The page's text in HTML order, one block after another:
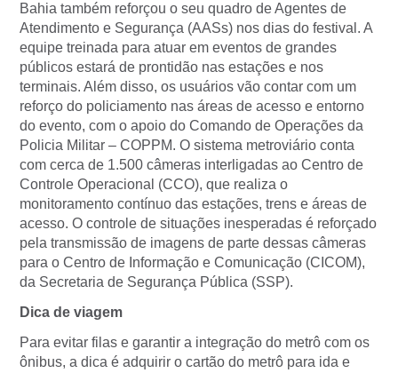
Bahia também reforçou o seu quadro de Agentes de
Atendimento e Segurança (AASs) nos dias do festival. A
equipe treinada para atuar em eventos de grandes
públicos estará de prontidão nas estações e nos
terminais. Além disso, os usuários vão contar com um
reforço do policiamento nas áreas de acesso e entorno
do evento, com o apoio do Comando de Operações da
Policia Militar – COPPM. O sistema metroviário conta
com cerca de 1.500 câmeras interligadas ao Centro de
Controle Operacional (CCO), que realiza o
monitoramento contínuo das estações, trens e áreas de
acesso. O controle de situações inesperadas é reforçado
pela transmissão de imagens de parte dessas câmeras
para o Centro de Informação e Comunicação (CICOM),
da Secretaria de Segurança Pública (SSP).
Dica de viagem
Para evitar filas e garantir a integração do metrô com os
ônibus, a dica é adquirir o cartão do metrô para ida e